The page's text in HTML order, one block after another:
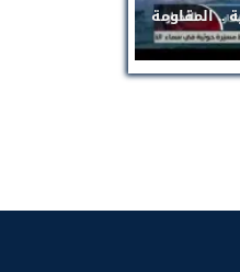
.. المقاومة